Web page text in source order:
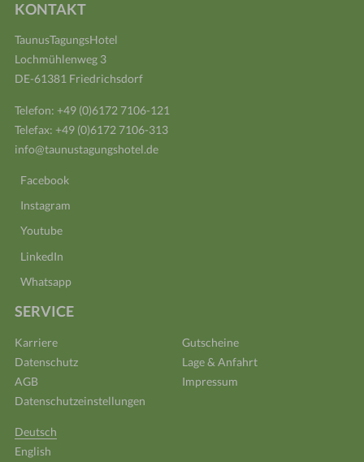
KONTAKT
TaunusTagungsHotel
Lochmühlenweg 3
DE-61381 Friedrichsdorf
Telefon: +49 (0)6172 7106-121
Telefax: +49 (0)6172 7106-313
info@taunustagungshotel.de
Facebook
Instagram
Youtube
LinkedIn
Whatsapp
SERVICE
Karriere
Gutscheine
Datenschutz
Lage & Anfahrt
AGB
Impressum
Datenschutzeinstellungen
Deutsch
English